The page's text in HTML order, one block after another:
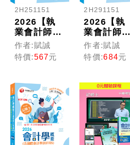
2H251151
2026【執
業會計師帶
你建立學習
地圖】租稅
申報實務
稅ˋ加值型
及非加值型
營業稅申報
實務)［十
版］（記帳
士）
作者:賦誠
特價:567元
2H291151
2026【執
業會計師為
你解題】記
帳士證照21
天速成（記
作者:賦誠
特價:684元